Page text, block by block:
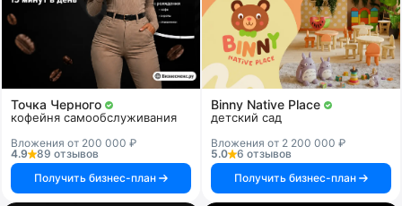
Точка Черного
кофейня самообслуживания
Вложения от 200 000 ₽
4.9
89 отзывов
Получить бизнес-план
Binny Native Place
детский сад
Вложения от 2 200 000 ₽
5.0
6 отзывов
Получить бизнес-план